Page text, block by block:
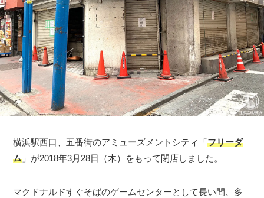
横浜駅西口、五番街のアミューズメントシティ「フリーダ
ム 」が2018年3月28日（木）をもって閉店しました。
マクドナルドすぐそばのゲームセンターとして長い間、多